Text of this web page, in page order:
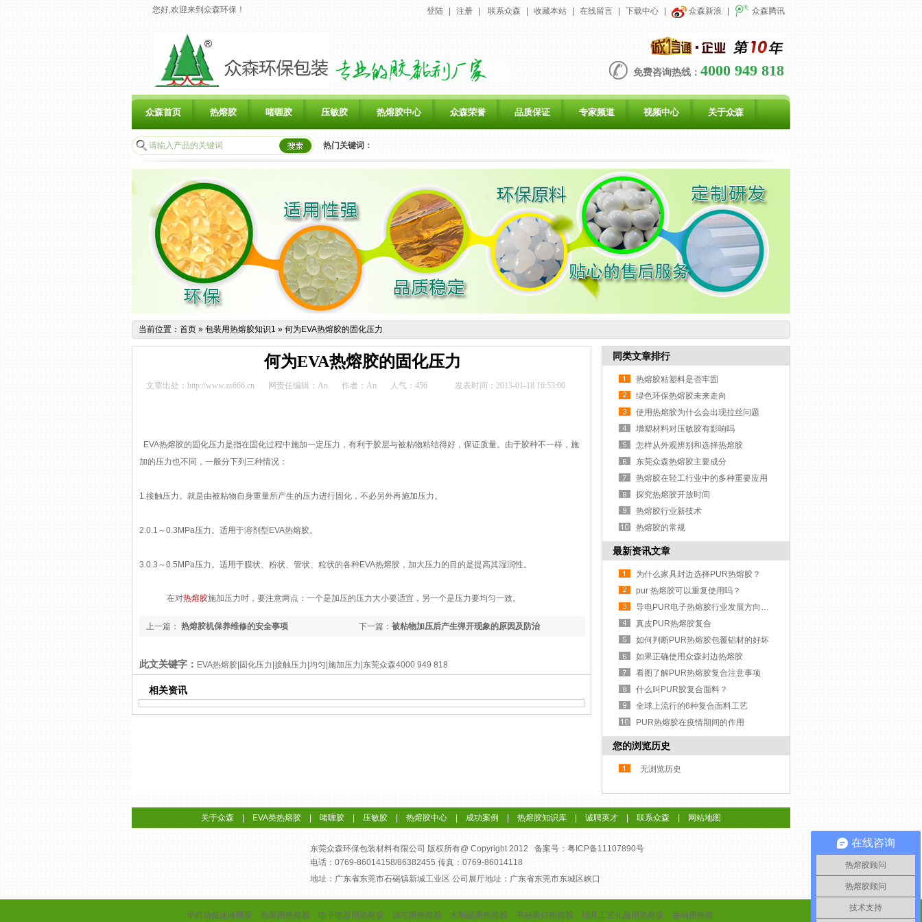
登陆 | 注册 | 联系众森 | 收藏本站 | 在线留言 | 下载中心 | 众森新浪 | 众森腾讯
您好,欢迎来到众森环保！
免费咨询热线： 4000 949 818
众森首页 热熔胶 啫喱胶 压敏胶 热熔胶中心 众森荣誉 品质保证 专家频道 视频中心 关于众森
联系众森 热门关键词：
当前位置： 首页 » 包装用热熔胶知识1 » 何为EVA热熔胶的固化压力
何为EVA热熔胶的固化压力
文章出处：http://www.zs666.cn 网责任编辑：An 作者：An 人气： 456 发表时间：2013-01-18 16:53:00
EVA热熔胶的固化压力是指在固化过程中施加一定压力，有利于胶层与被粘物粘结得好，保证质量。由于胶种不一样，施
加的压力也不同，一般分下列三种情况：
1.接触压力。就是由被粘物自身重量所产生的压力进行固化，不必另外再施加压力。
2.0.1～0.3MPa压力。适用于溶剂型EVA热熔胶。
3.0.3～0.5MPa压力。适用于膜状、粉状、管状、粒状的各种EVA热熔胶，加大压力的目的是提高其湿润性。
在对热熔胶施加压力时，要注意两点：一个是加压的压力大小要适宜，另一个是压力要均匀一致。
下一篇： 被粘物加压后产生弹开现象的原因及防治
上一篇： 热熔胶机保养维修的安全事项
此文关键字： EVA热熔胶|固化压力|接触压力|均匀|施加压力|东莞众森4000 949 818
相关资讯
同类文章排行
热熔胶粘塑料是否牢固
绿色环保热熔胶未来走向
使用热熔胶为什么会出现拉丝问题
增塑材料对压敏胶有影响吗
怎样从外观辨别和选择热熔胶
东莞众森热熔胶主要成分
热熔胶在轻工行业中的多种重要应用
探究热熔胶开放时间
热熔胶行业新技术
热熔胶的常规
最新资讯文章
为什么家具封边选择PUR热熔胶？
pur 热熔胶可以重复使用吗？
导电PUR电子热熔胶行业发展方向与挑战
真皮PUR热熔胶复合
如何判断PUR热熔胶包覆铝材的好坏
如果正确使用众森封边热熔胶
看图了解PUR热熔胶复合注意事项
什么叫PUR胶复合面料？
全球上流行的6种复合面料工艺
PUR热熔胶在疫情期间的作用
您的浏览历史
无浏览历史
关于众森 EVA类热熔胶 啫喱胶 压敏胶 热熔胶中心 成功案例 热熔胶知识库 诚聘英才 联系众森 网站地图
东莞众森环保包装材料有限公司 版权所有@ Copyright 2012 备案号： 粤ICP备11107890号
电话：0769-86014158/86382455 传真：0769-86014118
地址：广东省东莞市石碣镇新城工业区 公司展厅地址：广东省东莞市东城区峡口
半自动低速啫喱胶 包装用热熔胶 电子电器用热熔胶 滤芯用热熔胶 木制品用热熔胶 书籍装订热熔胶 玩具工艺礼品用热熔胶 音响用热熔
在线咨询
热熔胶顾问
热熔胶顾问
技术支持